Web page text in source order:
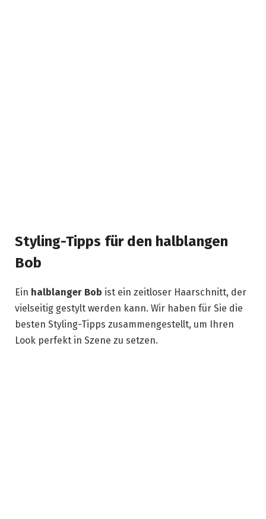
Styling-Tipps für den halblangen
Bob
Ein halblanger Bob ist ein zeitloser Haarschnitt, der
vielseitig gestylt werden kann. Wir haben für Sie die
besten Styling-Tipps zusammengestellt, um Ihren
Look perfekt in Szene zu setzen.